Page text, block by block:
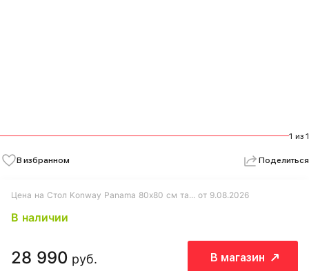
1 из 1
В избранном Поделиться
Цена на Стол Konway Panama 80х80 см та... от 9.08.2026
В наличии
28 990 руб. В магазин